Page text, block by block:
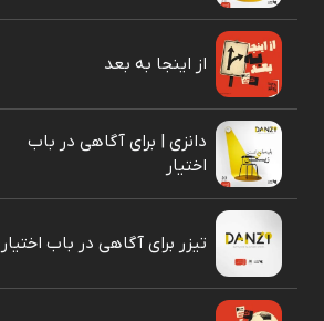
از اینجا به بعد
دانزی | برای آگاهی در باب
اختیار
تیزر برای آگاهی در باب اختیار